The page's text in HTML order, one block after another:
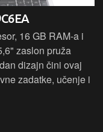
16 GB RAM-a i
zaslon pruža
dizajn čini ovaj
zadatke, učenje i